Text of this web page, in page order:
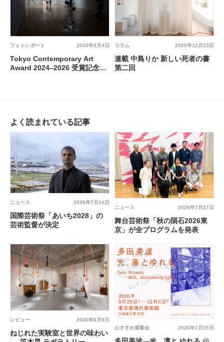
2026年2月4日
フォトレポート
Tokyo Contemporary Art
Award 2024–2026 受賞記念展
2025年12月23日
コラム
連載 中島りか 新しい死者の書
第二回
よく読まれている記事
2026年7月24日
ニュース
国際芸術祭「あいち2028」の
芸術監督が決定
2026年7月27日
ニュース
舞台芸術祭「秋の隕石2026東
京」が全プログラムを発表
2026年6月8日
レビュー
ねじれた実験室と世界の味わい
2026年7月25日
おすすめ展覧会